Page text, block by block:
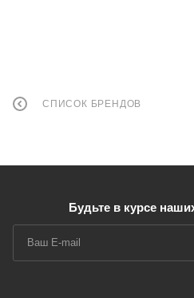
СПИСОК БРЕНДОВ
Будьте в курсе